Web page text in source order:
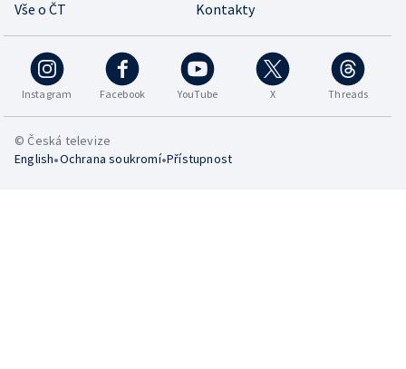
Vše o ČT
Kontakty
Instagram Facebook YouTube X Threads
© Česká televize
English•Ochrana soukromí•Přístupnost